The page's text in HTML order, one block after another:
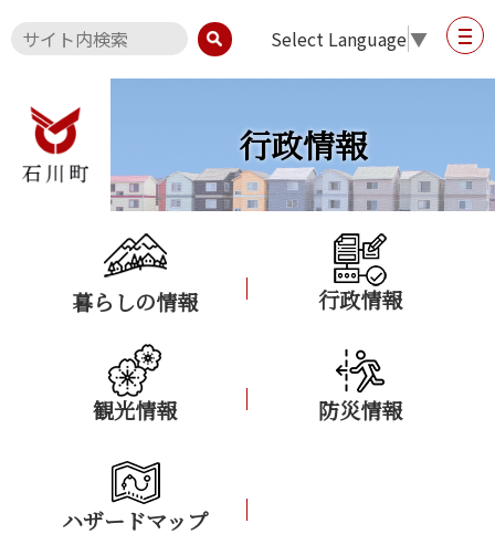
Select Language▼
行政情報
暮らしの情報 行政情報
観光情報 防災情報
ハザードマップ